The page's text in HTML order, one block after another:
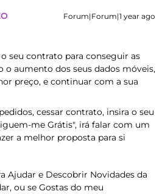
Forum|Forum|1 year ago
seu contrato para conseguir as
o aumento dos seus dados móveis,
preço, e continuar com a sua
cessar contrato, insira o seu
me Grátis", irá falar com um
a melhor proposta para si
Ajudar e Descobrir Novidades da
ou se Gostas do meu